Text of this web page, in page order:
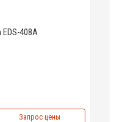
408A
Запрос цены